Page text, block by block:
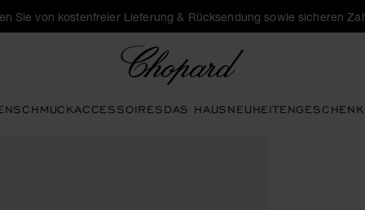
Sie von kostenfreier Lieferung & Rücksendung sowie sicheren
SCHMUCKACCESSOIRESDAS HAUSNEUHEITEN